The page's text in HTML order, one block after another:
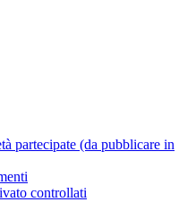
partecipate (da pubblicare in
controllati